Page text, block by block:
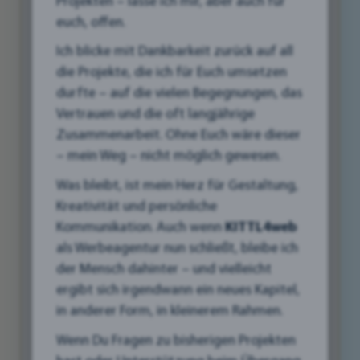
Veranstaltung gestalten.
Mit Hohlkammerplatten und PVC-
Hartschaumplatten sind deiner Kreativität
keine Grenzen gesetzt. Diese vielseitigen
Materialien bieten dir die Flexibilität, deine
individuellen Werbeideen umzusetzen und
dabei von ihren zahlreichen Vorteilen zu
profitieren. Sie sind leicht, stabil, wetterfest
und kosteneffizient – die perfekte Kombination
für effektive und langlebige Werbung.
Lass uns gemeinsam in die Welt der kreativen
Werbelösungen eintauchen und die vielfältigen
Möglichkeiten von Hohlkammerplatten und
dir inspirierende Beispiele, geben dir wertvolle
euch, offen.
Ich blicke mit Dankbarkeit zurück auf all
die Projekte, die ich für Euch umsetzen
durfte – auf die vielen Begegnungen, das
Vertrauen und die oft langjährige
Zusammenarbeit. Ohne Euch wäre dieser
– mein Weg – nicht möglich gewesen.
Was bleibt, ist mein Herz für Gestaltung,
Kreativität und persönliche
Kommunikation. Auch wenn KITTL4web
als Werbeagentur nun schließt, bleibe ich
der Mensch dahinter – und vielleicht
ergibt sich irgendwann ein neues Kapitel,
in anderer Form, in kleinerem Rahmen.
Wenn Du Fragen zu bisherigen Projekten